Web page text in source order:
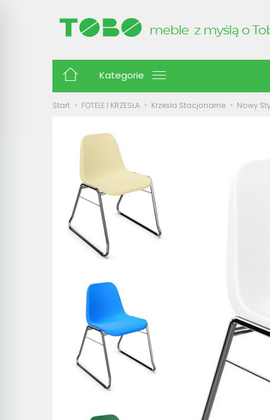
Kategorie
Start FOTELE I KRZESŁA Krzesła Stacjonarne Nowy